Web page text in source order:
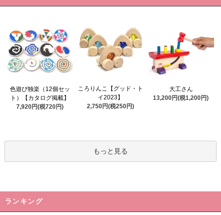
色遊び独楽（12個セッ
ト）【カタログ掲載】
7,920円(税720円)
ころりんこ【グッド・ト
イ2023】
2,750円(税250円)
大工さん
13,200円(税1,200円)
もっと見る
ランキング